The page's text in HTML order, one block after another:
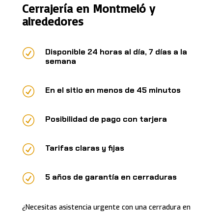
Cerrajería en Montmeló y
alrededores
R
Disponible 24 horas al día, 7 días a la
semana
R En el sitio en menos de 45 minutos
R Posibilidad de pago con tarjera
R Tarifas claras y fijas
R 5 años de garantía en cerraduras
¿Necesitas asistencia urgente con una cerradura en